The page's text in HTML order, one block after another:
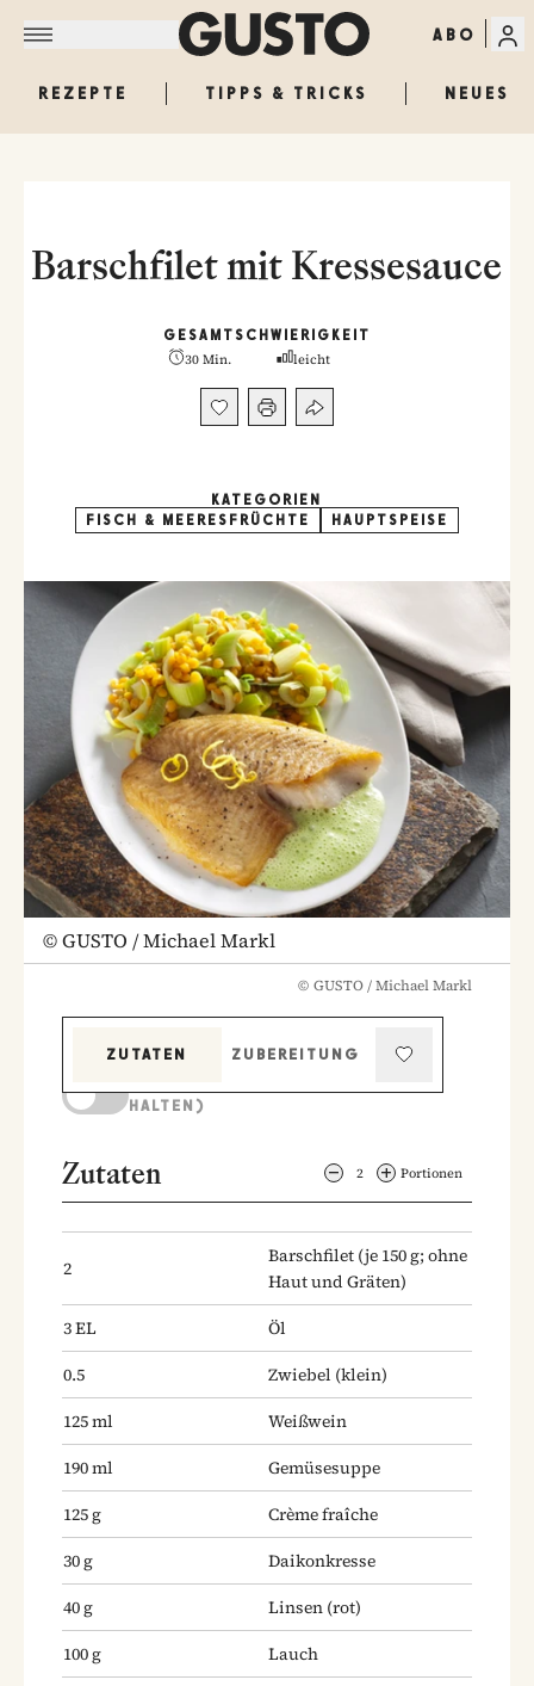
ABO
REZEPTE TIPPS & TRICKS NEUES
Barschfilet mit Kressesauce
GESAMT
30 Min.
SCHWIERIGKEIT
leicht
KATEGORIEN
FISCH & MEERESFRÜCHTE
HAUPTSPEISE
©GUSTO / Michael Markl
© GUSTO / Michael Markl
ZUTATEN
ZUBEREITUNG
HALTEN)
Zutaten 2 Portionen
2
Barschfilet (je 150 g; ohne
Haut und Gräten)
3EL
Öl
0.5
Zwiebel (klein)
125ml
Weißwein
190ml
Gemüsesuppe
125g
Crème fraîche
30g
Daikonkresse
40g Linsen (rot)
100g
Lauch